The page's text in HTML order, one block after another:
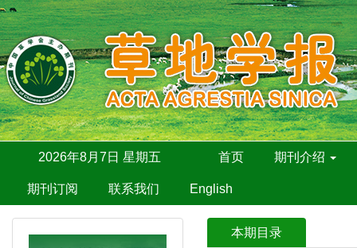
2026年8月7日 星期五 首页 期刊介绍
期刊订阅 联系我们 English
本期目录